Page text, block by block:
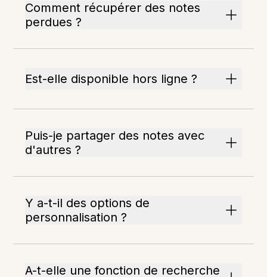
Comment récupérer des notes
perdues ?
Est-elle disponible hors ligne ?
Puis-je partager des notes avec
d'autres ?
Y a-t-il des options de
personnalisation ?
A-t-elle une fonction de recherche